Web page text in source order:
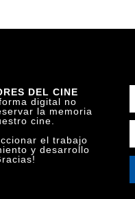
DEL CINE
digital no
la memoria
cine.
el trabajo
y desarrollo